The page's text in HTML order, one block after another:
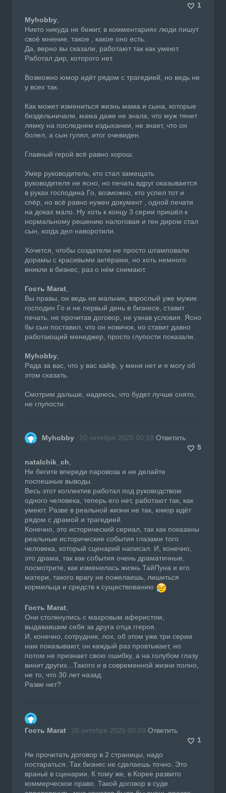
1
Myhobby
Никто никуда не бежит, в комментариях люди пишут
своё мнение, такое , какое оно есть.
Да, верно вы сказали, работают так как умеют.
Работал дир, которого нет.
Возможно юмор идёт рядом с трагедией, но ведь не
у всех так.
Как может измениться жизнь мама и сына, которые
бездельничали, мама даже не знала, что муж тянет
лямку на последнем издыхании, не знает, что он
болел, а сын гулял, итог очевиден.
Главный герой всё равно хорош.
Умер руководитель, кто стал замещать
руководителя не ясно, но печать вдруг оказывается
в руках господина Го, возможно, кто успел тот и
спёр, но всё равно нужен документ , одной печати
на доках мало. Ну хоть к концу 3 серии пришёл к
нормальному решению налоговая и ген диром стал
сын, когда дел наворотили.
Хочется, чтобы создатели не просто штамповали
дорамы с красивыми актёрами, но хоть немного
вникли в бизнес, раз о нём снимают.
Гость Marat
Вы правы, он ведь не мальчик, взрослый уже мужик
господин Го и не первый день в бизнесе, ставит
печать, не прочитав договор, не узнав условия. Ясно
бы сын поставил, что он новичок, но ставит давно
работающий менеджер, просто глупости показали.
Myhobby
Рада за вас, что у вас кайф, у меня нет и я могу об
этом сказать.
Смотрим дальше, надеюсь, что будет лучше снято,
не глупости.
Myhobby 20 октября 2025 00:18 Ответить
5
natalchik_ch
Не бегите впереди паровоза и не делайте
поспешные выводы.
Весь этот коллектив работал под руководством
одного человека, теперь его нет, работают так, как
умеют. Разве в реальной жизни не так, юмор идёт
рядом с драмой и трагедией.
Конечно, это исторический сериал, так как показаны
реальные исторические события глазами того
человека, который сценарий написал. И, конечно,
это драма, так как события очень драматичные,
посмотрите, как изменилась жизнь ТайПуна и его
матери, такого врагу не пожелаешь, лишиться
кормильца и средств к существованию
Гость Marat
Они столкнулись с махровым аферистом,
выдававшим себя за друга отца ггероя.
И, конечно, сотрудник, лох, об этом уже три серии
нам показывают, он каждый раз провтыкает, но
потом не признает свою ошибку, а на голубом глазу
винит других...Такого и в современной жизни полно,
не то, что 30 лет назад.
Разве нет?
Гость Marat 20 октября 2025 00:08 Ответить
1
Не прочитать договор в 2 страницы, надо
постараться. Так бизнес не сделаешь точно. Это
враньё в сценарии. К тому же, в Корее развито
коммерческое право. Такой договор в суде